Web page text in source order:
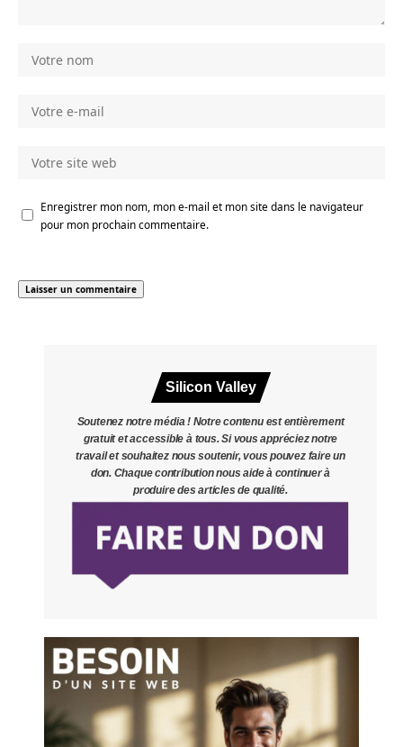
Enregistrer mon nom, mon e-mail et mon site dans le navigateur
pour mon prochain commentaire.
Silicon Valley
Soutenez notre média ! Notre contenu est entièrement
gratuit et accessible à tous. Si vous appréciez notre
travail et souhaitez nous soutenir, vous pouvez faire un
don. Chaque contribution nous aide à continuer à
produire des articles de qualité.